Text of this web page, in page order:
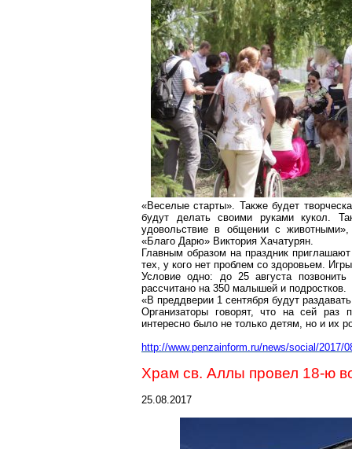
«Веселые старты». Также будет
будут делать своими руками кукол.
удовольствие в общении с животными»,
«Благо Дарю» Виктория Хачатурян.
Главным образом на праздник
тех, у кого нет проблем со здоровьем.
Условие одно: до 25 августа
рассчитано на 350 малышей и подростков.
«В преддверии 1 сентября будут
Организаторы говорят, что на сей раз
интересно было не только детям, но и их
http://www.penzainform.ru/news/social/2017/
Храм св. Аллы провел 18-ю
25.08.2017